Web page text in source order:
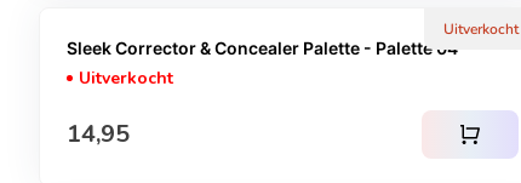
Uitverkocht
Sleek Corrector & Concealer Palette - Palette 04
Uitverkocht
Normale prijs
14,95 shopping_cart